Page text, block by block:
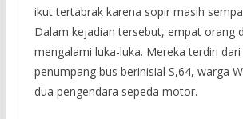
ikut tertabrak karena sopir masih
Dalam kejadian tersebut, empat orang
mengalami luka-luka. Mereka terdiri
penumpang bus berinisial S,64, warga
dua pengendara sepeda motor.